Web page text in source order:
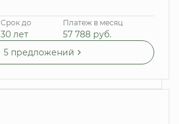
Срок до
30 лет
Платеж в месяц
57 788 руб.
5 предложений